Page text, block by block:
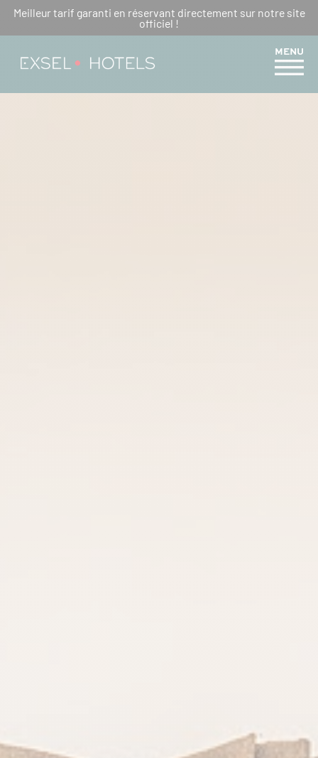
Meilleur tarif garanti en réservant directement sur notre site
officiel !
MENU
OFFREZ-VOUS UNE
PARENTHÈSE DE BIEN-ÊTRE
CHEZ CRÉOLIA BIEN-ÊTRE